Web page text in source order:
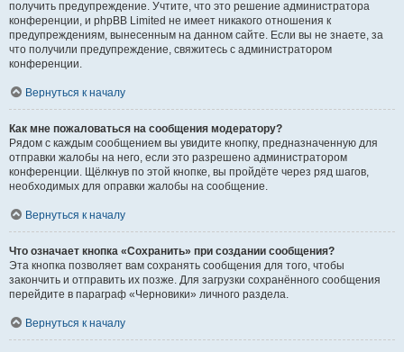
получить предупреждение. Учтите, что это решение администратора
конференции, и phpBB Limited не имеет никакого отношения к
предупреждениям, вынесенным на данном сайте. Если вы не знаете, за
что получили предупреждение, свяжитесь с администратором
конференции.
Вернуться к началу
Как мне пожаловаться на сообщения модератору?
Рядом с каждым сообщением вы увидите кнопку, предназначенную для
отправки жалобы на него, если это разрешено администратором
конференции. Щёлкнув по этой кнопке, вы пройдёте через ряд шагов,
необходимых для оправки жалобы на сообщение.
Вернуться к началу
Что означает кнопка «Сохранить» при создании сообщения?
Эта кнопка позволяет вам сохранять сообщения для того, чтобы
закончить и отправить их позже. Для загрузки сохранённого сообщения
перейдите в параграф «Черновики» личного раздела.
Вернуться к началу